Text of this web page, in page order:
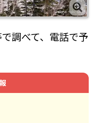
調べて、電話で予